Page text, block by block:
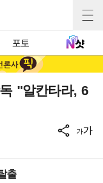
포토
"알칸타라, 6
가가
출